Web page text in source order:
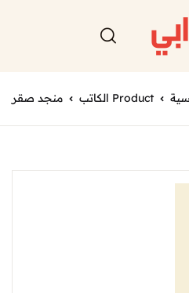
Product الكاتب منجد صقر